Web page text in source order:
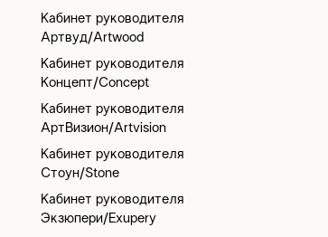
Кабинет руководителя
Артвуд/Artwood
Кабинет руководителя
Концепт/Concept
Кабинет руководителя
АртВизион/Artvision
Кабинет руководителя
Стоун/Stone
Кабинет руководителя
Экзюпери/Exupery